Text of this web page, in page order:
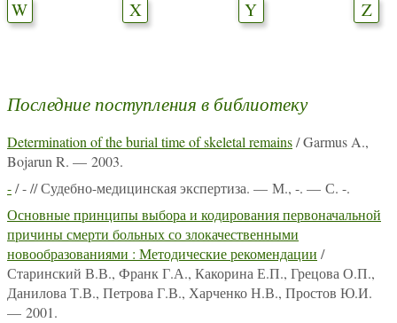
W
X Y Z
Последние поступления в библиотеку
Determination of the burial time of skeletal remains/ Garmus A.,
Bojarun R. — 2003.
-/ - // Судебно-медицинская экспертиза. — М., -. — С. -.
Основные принципы выбора и кодирования первоначальной
причины смерти больных со злокачественными
новообразованиями : Методические рекомендации /
Старинский В.В., Франк Г.А., Какорина Е.П., Грецова О.П.,
Данилова Т.В., Петрова Г.В., Харченко Н.В., Простов Ю.И.
— 2001.